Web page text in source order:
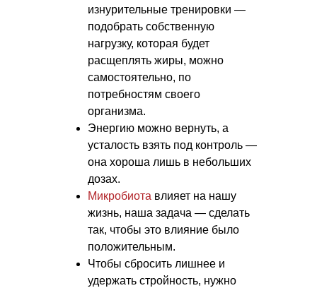
изнурительные тренировки —
подобрать собственную
нагрузку, которая будет
расщеплять жиры, можно
самостоятельно, по
потребностям своего
организма.
Энергию можно вернуть, а
усталость взять под контроль —
она хороша лишь в небольших
дозах.
Микробиота влияет на нашу
жизнь, наша задача — сделать
так, чтобы это влияние было
положительным.
Чтобы сбросить лишнее и
удержать стройность, нужно